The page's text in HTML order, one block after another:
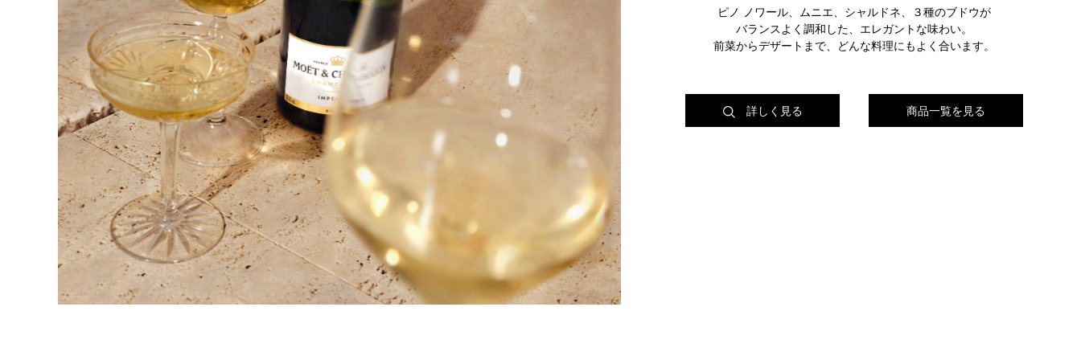
ピノ ノワール、ムニエ、シャルドネ、３種のブドウが
バランスよく調和した、エレガントな味わい。
前菜からデザートまで、どんな料理にもよく合います。
詳しく見る 商品一覧を見る